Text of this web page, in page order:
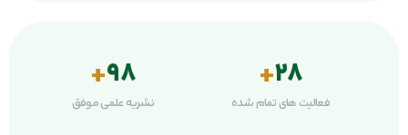
فعالیت های تمام شده
28
+
نشریه علمی موفق
98
+